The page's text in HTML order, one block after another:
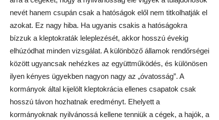
nevét hanem csupán csak a hatóságok elől nem titkolhatják el
azokat. Ez nagy hiba. Ha ugyanis csakis a hatóságokra
bízzuk a kleptokraták leleplezését, akkor hosszú évekig
elhúzódhat minden vizsgálat. A különböző államok rendőrségei
között ugyancsak nehézkes az együttműködés, és különösen
ilyen kényes ügyekben nagyon nagy az „óvatosság”. A
kormányok által kijelölt kleptokrácia ellenes csapatok csak
hosszú távon hozhatnak eredményt. Ehelyett a
kormányoknak nyilvánossá kellene tenniük a cégek, a hajók, a